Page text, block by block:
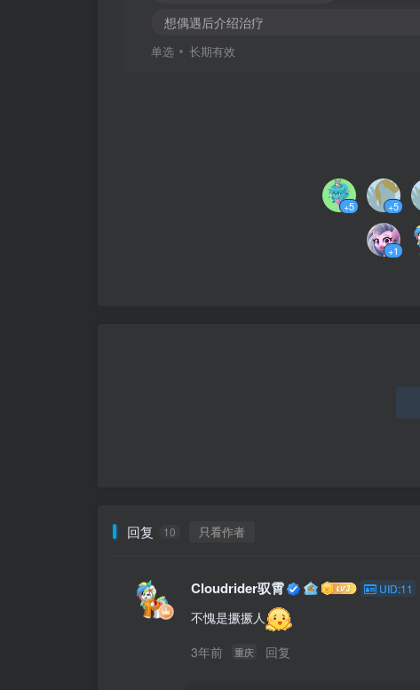
想偶遇后介绍治疗
单选 长期有效
+5 +5
+1
回复 10 只看作者
Cloudrider驭霄 UID:11
不愧是撅撅人
3年前
重庆 回复